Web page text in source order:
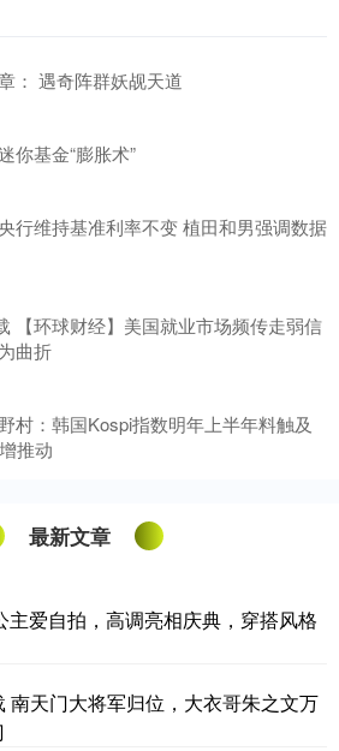
： 遇奇阵群妖觇天道
你基金“膨胀术”
行维持基准利率不变 植田和男强调数据
【环球财经】美国就业市场频传走弱信
曲折
村：韩国Kospi指数明年上半年料触及
推动
最新文章
主爱自拍，高调亮相庆典，穿搭风格
南天门大将军归位，大衣哥朱之文万